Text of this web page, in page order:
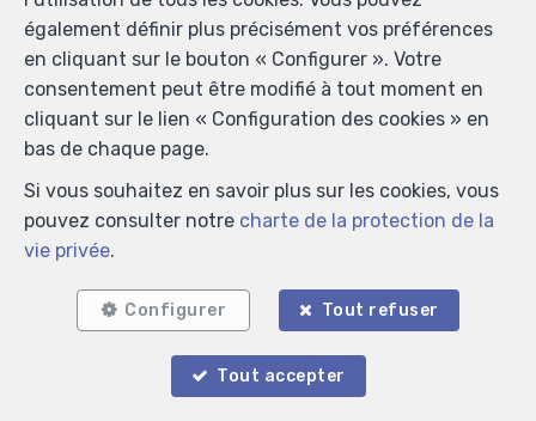
Localiser sur la carte
également définir plus précisément vos préférences
en cliquant sur le bouton « Configurer ». Votre
consentement peut être modifié à tout moment en
cliquant sur le lien « Configuration des cookies » en
bas de chaque page.
Si vous souhaitez en savoir plus sur les cookies, vous
pouvez consulter notre charte de la protection de la
vie privée.
Configurer Tout refuser
Tout accepter